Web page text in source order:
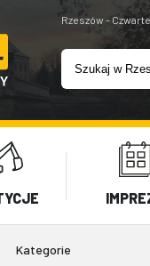
Rzeszów -
Kategorie